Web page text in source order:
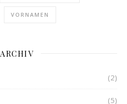
VORNAMEN
ARCHIV
(2)
(5)